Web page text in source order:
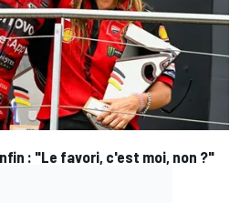
: "Le favori, c'est moi, non ?"